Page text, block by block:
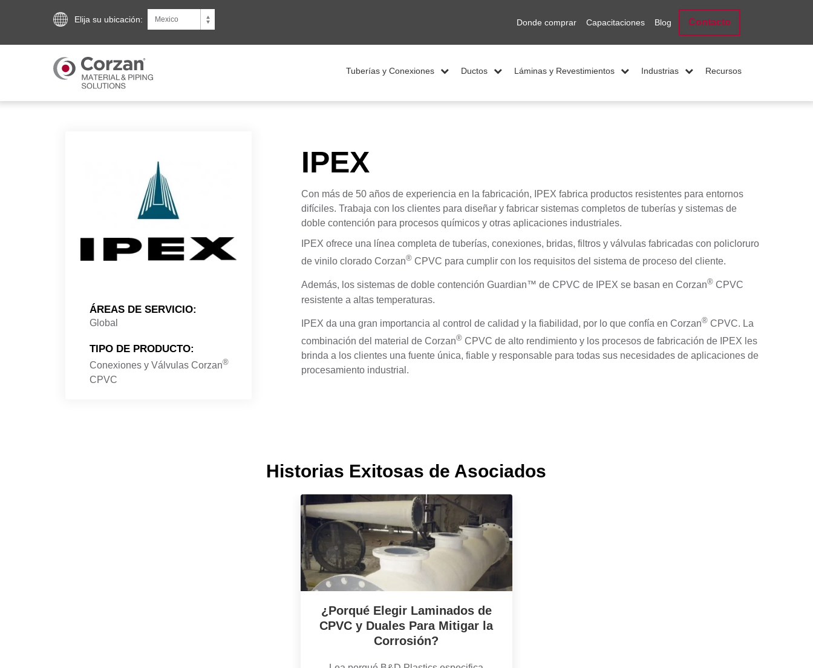
Elija su ubicación: Donde comprar Capacitaciones Blog Contacto
Tuberías y Conexiones Ductos Láminas y Revestimientos Industrias Recursos
ÁREAS DE SERVICIO:
G lobal
TIPO DE PRODUCTO:
Conexiones y Válvulas Corzan®
CPVC
IPEX
Con más de 50 años de experiencia en la fabricación, IPEX fabrica productos resistentes para entornos
difíciles. Trabaja con los clientes para diseñar y fabricar sistemas completos de tuberías y sistemas de
doble contención para procesos químicos y otras aplicaciones industriales.
IPEX ofrece una línea completa de tuberías, conexiones, bridas, filtros y válvulas fabricadas con policloruro
de vinilo clorado Corzan®CPVC para cumplir con los requisitos del sistema de proceso del cliente.
Además, los sistemas de doble contención Guardian™ de CPVC de IPEX se basan en Corzan®CPVC
resistente a altas temperaturas.
IPEX da una gran importancia al control de calidad y la fiabilidad, por lo que confía en Corzan®CPVC. La
combinación del material de Corzan®CPVC de alto rendimiento y los procesos de fabricación de IPEX les
brinda a los clientes una fuente única, fiable y responsable para todas sus necesidades de aplicaciones de
procesamiento industrial.
Historias Exitosas de Asociados
¿Porqué Elegir Laminados de
CPVC y Duales Para Mitigar la
Corrosión?